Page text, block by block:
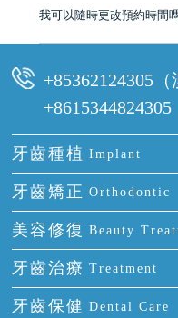
我可以隨時更改預約時間
可以，請盡早通過wechat或
+85362124305（
+8615344824305
牙齒種植 Implant
種牙
單顆牙缺失
門牙缺失
多顆牙缺失
牙齒矯正 Orthodontic
隱形箍牙
前牙反頜
牙齒擁擠
美容修復 Beauty
全瓷牙
烤瓷牙
牙齒治療 Treatment
補牙
牙齒保健 Dental Care